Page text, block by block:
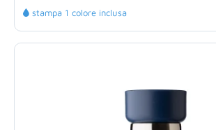
stampa 1 colore inclusa